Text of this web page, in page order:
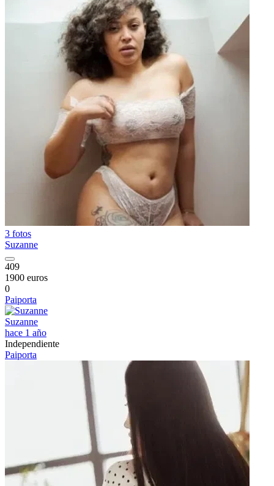
3 fotos
Suzanne
409
1900 euros
0
Paiporta
Suzanne
hace 1 año
Independiente
Paiporta